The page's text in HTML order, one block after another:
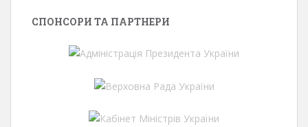
СПОНСОРИ ТА ПАРТНЕРИ